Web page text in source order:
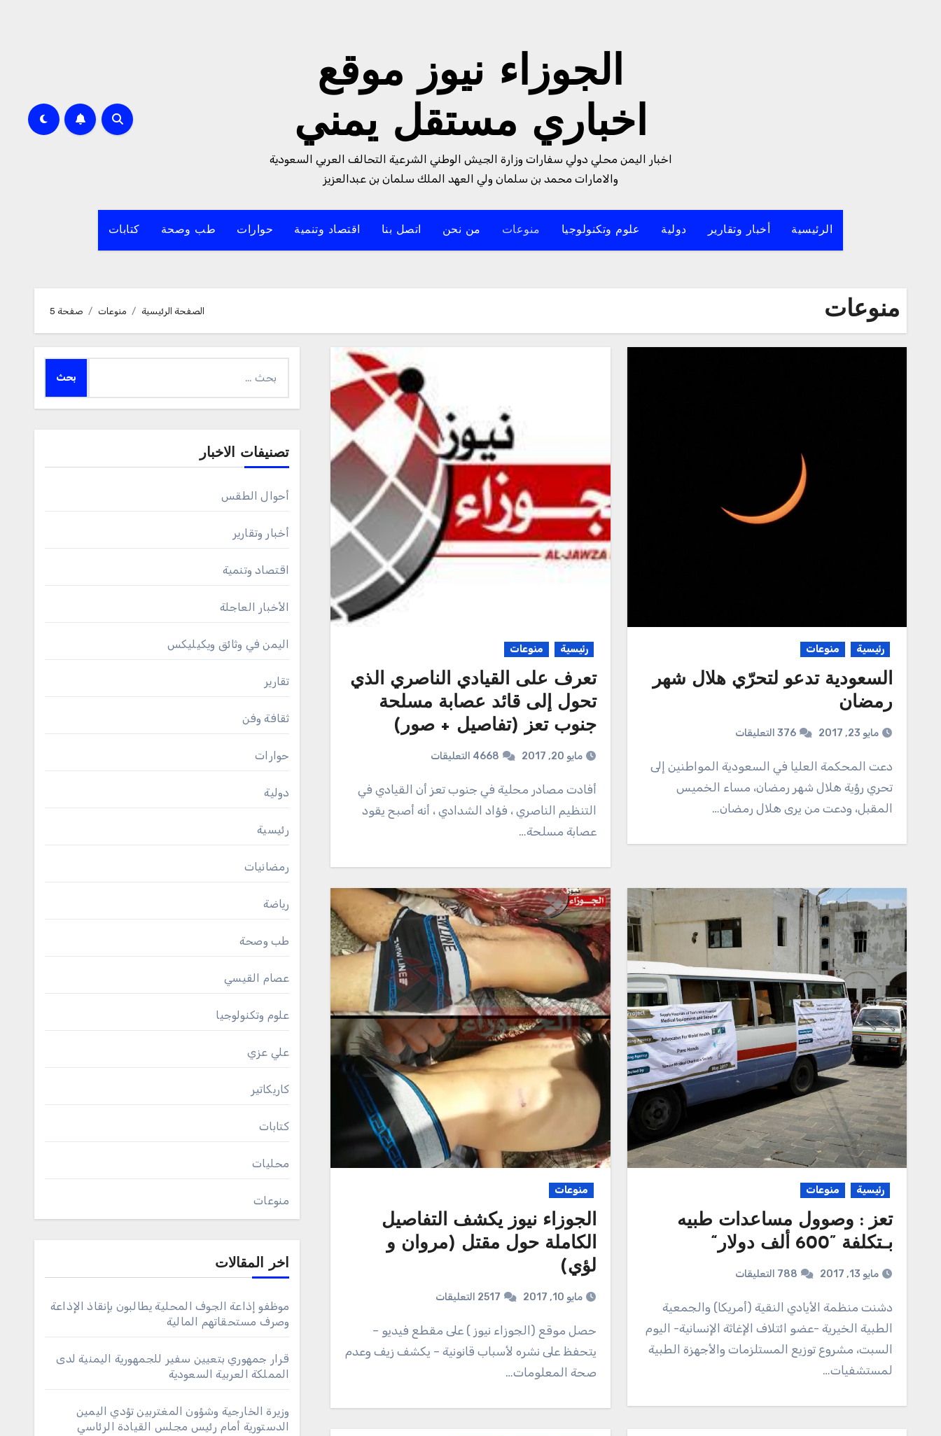
الجوزاء نيوز موقع
اخباري مستقل يمني
اخبار اليمن محلي دولي سفارات وزارة الجيش الوطني الشرعية التحالف العربي السعودية
والامارات محمد بن سلمان ولي العهد الملك سلمان بن عبدالعزيز
الرئيسية أخبار وتقارير دولية علوم وتكنولوجيا منوعات من نحن اتصل بنا اقتصاد وتنمية حوارات طب وصحة كتابات
منوعات الصفحة الرئيسية منوعات صفحة 5
رئيسية منوعات
السعودية تدعو لتحرّي هلال شهر
رمضان
مايو 23, 2017 376 التعليقات
دعت المحكمة العليا في السعودية المواطنين إلى
تحري رؤية هلال شهر رمضان، مساء الخميس
المقبل، ودعت من يرى هلال رمضان…
رئيسية منوعات
تعرف على القيادي الناصري الذي
تحول إلى قائد عصابة مسلحة
جنوب تعز (تفاصيل + صور)
مايو 20, 2017 4668 التعليقات
أفادت مصادر محلية في جنوب تعز أن القيادي في
التنظيم الناصري ، فؤاد الشدادي ، أنه أصبح يقود
عصابة مسلحة…
رئيسية منوعات
تعز : وصوول مساعدات طبيه
بـتكلفة ”600 ألف دولار“
مايو 13, 2017 788 التعليقات
دشنت منظمة الأيادي النقية (أمريكا) والجمعية
الطبية الخيرية -عضو ائتلاف الإغاثة الإنسانية- اليوم
السبت، مشروع توزيع المستلزمات والأجهزة الطبية
لمستشفيات…
منوعات
الجوزاء نيوز يكشف التفاصيل
الكاملة حول مقتل (مروان و
لؤي)
مايو 10, 2017 2517 التعليقات
حصل موقع (الجوزاء نيوز ) على مقطع فيديو –
يتحفظ على نشره لأسباب قانونية – يكشف زيف وعدم
صحة المعلومات…
عن:
تصنيفات الاخبار
أحوال الطقس
أخبار وتقارير
اقتصاد وتنمية
الأخبار العاجلة
اليمن في وثائق ويكيليكس
تقارير
ثقافة وفن
حوارات
دولية
رئيسية
رمضانيات
رياضة
طب وصحة
عصام القيسي
علوم وتكنولوجيا
علي عزي
كاريكاتير
كتابات
محليات
منوعات
اخر المقالات
موظفو إذاعة الجوف المحلية يطالبون بإنقاذ الإذاعة
وصرف مستحقاتهم المالية
قرار جمهوري بتعيين سفير للجمهورية اليمنية لدى
المملكة العربية السعودية
وزيرة الخارجية وشؤون المغتربين تؤدي اليمين
الدستورية أمام رئيس مجلس القيادة الرئاسي